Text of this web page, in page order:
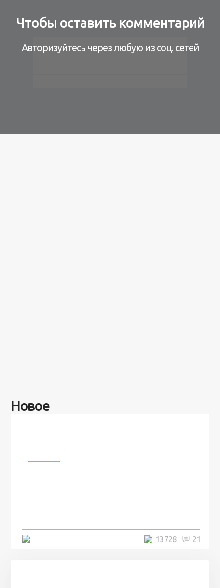
Чтобы оставить комментарий
Авторизуйтесь через любую из соц. сетей
Новое
21
13 728